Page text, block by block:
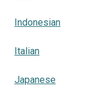
Indonesian
Italian
Japanese